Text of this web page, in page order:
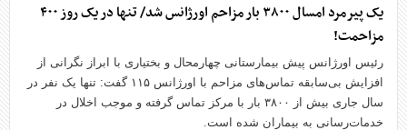
یک پیرمرد امسال ۳۸۰۰ بار مزاحم اورژانس شد/ تنها در یک روز ۴۰۰
مزاحمت!
رئیس اورژانس پیش بیمارستانی چهارمحال و بختیاری با ابراز نگرانی از
افزایش بی‌سابقه تماس‌های مزاحم با اورژانس ۱۱۵ گفت: تنها یک نفر در
سال جاری بیش از ۳۸۰۰ بار با مرکز تماس گرفته و موجب اخلال در
خدمات‌رسانی به بیماران شده است.